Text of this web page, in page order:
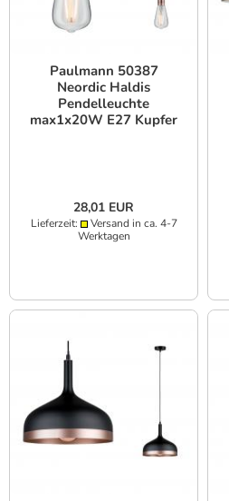
Paulmann 50387
Neordic Haldis
Pendelleuchte
max1x20W E27 Kupfer
28,01 EUR
Lieferzeit:
Versand in ca. 4-7
Werktagen